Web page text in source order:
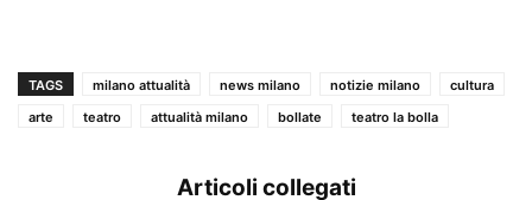
TAGS milano attualità news milano notizie milano
cultura
arte
teatro attualità milano bollate teatro la bolla
Articoli collegati